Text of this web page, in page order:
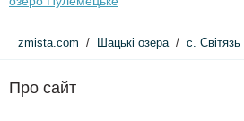
zmista.com Шацькі озера с. Світязь
Про сайт